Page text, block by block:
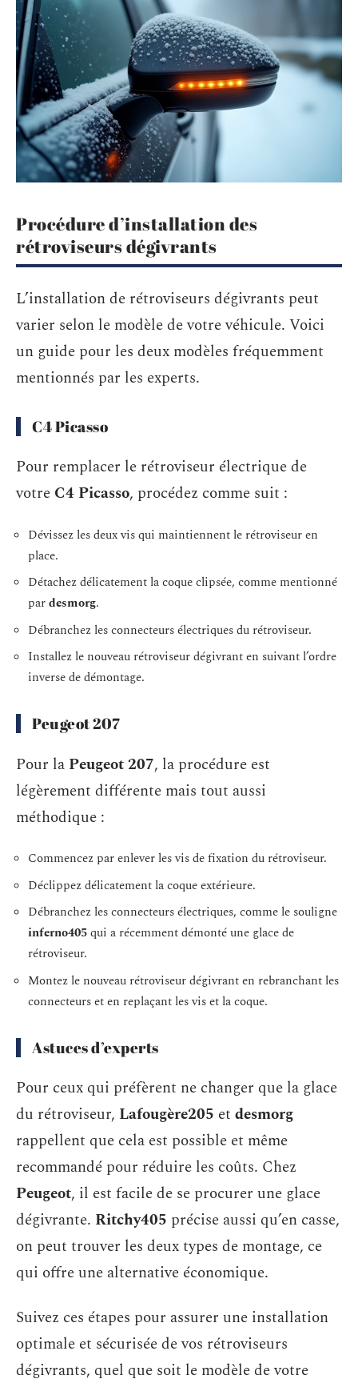
Procédure d’installation des
rétroviseurs dégivrants
L’installation de rétroviseurs dégivrants peut
varier selon le modèle de votre véhicule. Voici
un guide pour les deux modèles fréquemment
mentionnés par les experts.
C4 Picasso
Pour remplacer le rétroviseur électrique de
votre C4 Picasso, procédez comme suit :
Dévissez les deux vis qui maintiennent le rétroviseur en
place.
Détachez délicatement la coque clipsée, comme mentionné
pardesmorg.
Débranchez les connecteurs électriques du rétroviseur.
Installez le nouveau rétroviseur dégivrant en suivant l’ordre
inverse de démontage.
Peugeot 207
Pour la Peugeot 207, la procédure est
légèrement différente mais tout aussi
méthodique :
Commencez par enlever les vis de fixation du rétroviseur.
Déclippez délicatement la coque extérieure.
Débranchez les connecteurs électriques, comme le souligne
inferno405qui a récemment démonté une glace de
rétroviseur.
Montez le nouveau rétroviseur dégivrant en rebranchant les
connecteurs et en replaçant les vis et la coque.
Astuces d’experts
Pour ceux qui préfèrent ne changer que la glace
du rétroviseur, Lafougère205 et desmorg
rappellent que cela est possible et même
recommandé pour réduire les coûts. Chez
Peugeot, il est facile de se procurer une glace
dégivrante. Ritchy405 précise aussi qu’en casse,
on peut trouver les deux types de montage, ce
qui offre une alternative économique.
Suivez ces étapes pour assurer une installation
optimale et sécurisée de vos rétroviseurs
dégivrants, quel que soit le modèle de votre